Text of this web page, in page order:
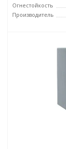
Огнестойкость
Производитель